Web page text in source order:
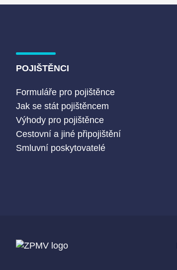
POJIŠTĚNCI
Formuláře pro pojištěnce
Jak se stát pojištěncem
Výhody pro pojištěnce
Cestovní a jiné připojištění
Smluvní poskytovatelé